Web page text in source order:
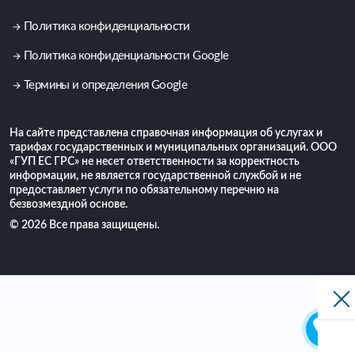
Политика конфиденциальности
Политика конфиденциальности Google
Термины и определения Google
На сайте представлена справочная информация об услугах и
тарифах государственных и муниципальных организаций. ООО
«ГУП ЕС ГРС» не несет ответственности за корректность
информации, не является государственной службой и не
предоставляет услуги по обязательному перечню на
безвозмездной основе.
© 2026 Все права защищены.